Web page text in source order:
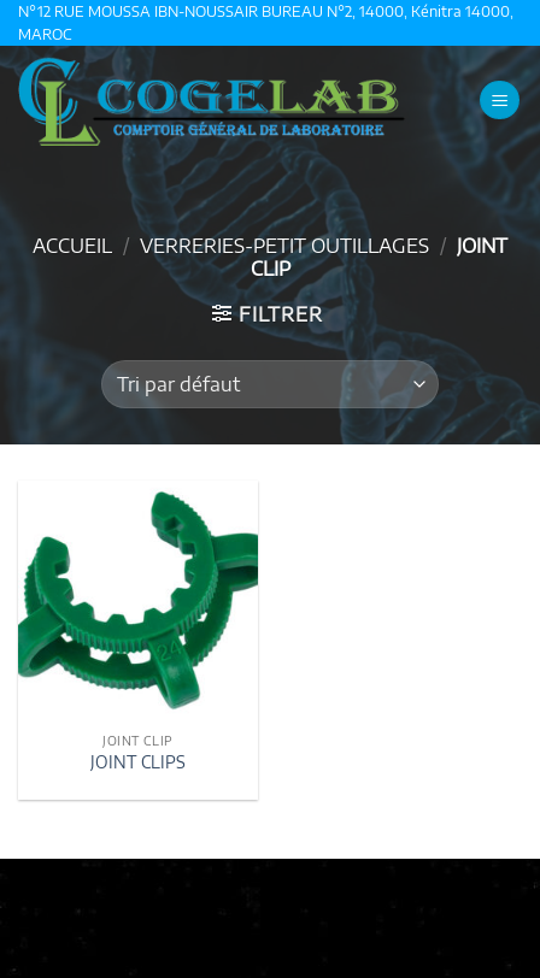
Passer
au
contenu
N°12 RUE MOUSSA IBN-NOUSSAIR BUREAU N°2, 14000, Kénitra 14000,
MAROC
ACCUEIL / VERRERIES-PETIT OUTILLAGES / JOINT
CLIP
FILTRER
JOINT CLIP
JOINT CLIPS